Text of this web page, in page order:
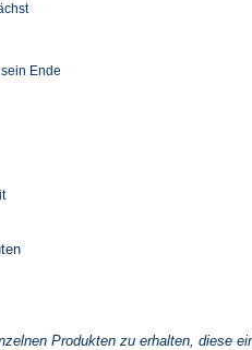
Ende
Produkten zu erhalten, diese